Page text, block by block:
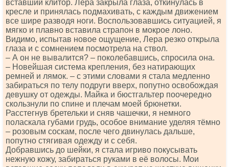
вставший клитор. Лера закрыла глаза, откинулась в
кресле и принялась подмахивать, с каждым движением
все шире разводя ноги. Воспользовавшись ситуацией, я
мягко и плавно вставила страпон в мокрое лоно.
Видимо, испытав новое ощущение, Лера резко открыла
глаза и с сомнением посмотрела на ствол.
– А он не вывалится? – поколебавшись, спросила она.
– Новейшая система крепления, без натирающих
ремней и лямок. – с этими словами я стала медленно
забираться по телу подруги вверх, попутно освобождая
девушку от одежды. Майка и бюстгальтер поочередно
скользнули по спине и плечам моей брюнетки.
Расстегнув бретельки и сняв чашечки, я немного
поласкала губами грудь, особое внимание уделяя тёмно
– розовым соскам, после чего двинулась дальше,
попутно стягивая одежду и с себя.
Добравшись до шейки, я стала игриво покусывать
нежную кожу, забираться руками в её волосы. Мои